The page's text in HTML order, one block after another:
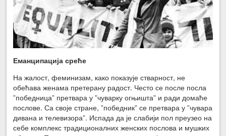
Еманципација среће
На жалост, феминизам, како показује стварност, не
обећава женама претерану радост. Често се после посла
”победница” претвара у ”чуварку огњишта” и ради домаће
послове. Са своје стране, ”победник” се претвара у ”чувара
дивана и телевизора”. Испада да је слабији пол преузео на
себе комплекс традиционалних женских послова и мушких